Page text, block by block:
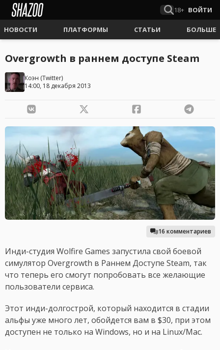
18+ ВОЙТИ
НОВОСТИ ПЛАТФОРМЫ СТАТЬИ БОЛЬШЕ
Overgrowth в раннем доступе Steam
Коэн (Twitter)
14:00, 18 декабря 2013
16 комментариев
Инди-студия Wolfire Games запустила свой боевой
симулятор Overgrowth в Раннем Доступе Steam, так
что теперь его смогут попробовать все желающие
пользователи сервиса.
Этот инди-долгострой, который находится в стадии
альфы уже много лет, обойдется вам в $30, при этом
доступен не только на Windows, но и на Linux/Mac.